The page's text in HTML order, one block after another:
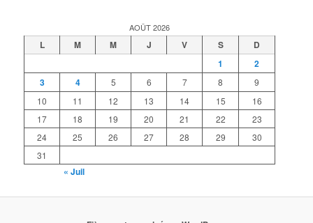
AOÛT 2026
L M M J V S
D
1
2
3
4 5 6 7 8
9
10
11 12 13 14 15
16
17
18 19 20 21 22
23
24
25 26 27 28 29
30
31
« Juil